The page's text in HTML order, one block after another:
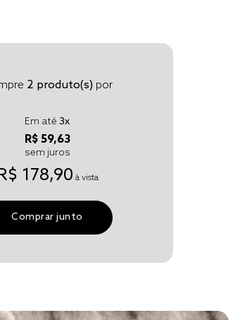
2 produto(s)por
Em até 3x
R$ 59,63
sem juros
178,90 à vista
Comprar junto